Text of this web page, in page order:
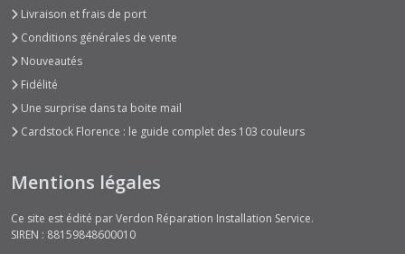
Livraison et frais de port
Conditions générales de vente
Nouveautés
Fidélité
Une surprise dans ta boite mail
Cardstock Florence : le guide complet des 103 couleurs
Mentions légales
Ce site est édité par Verdon Réparation Installation Service.
SIREN : 88159848600010